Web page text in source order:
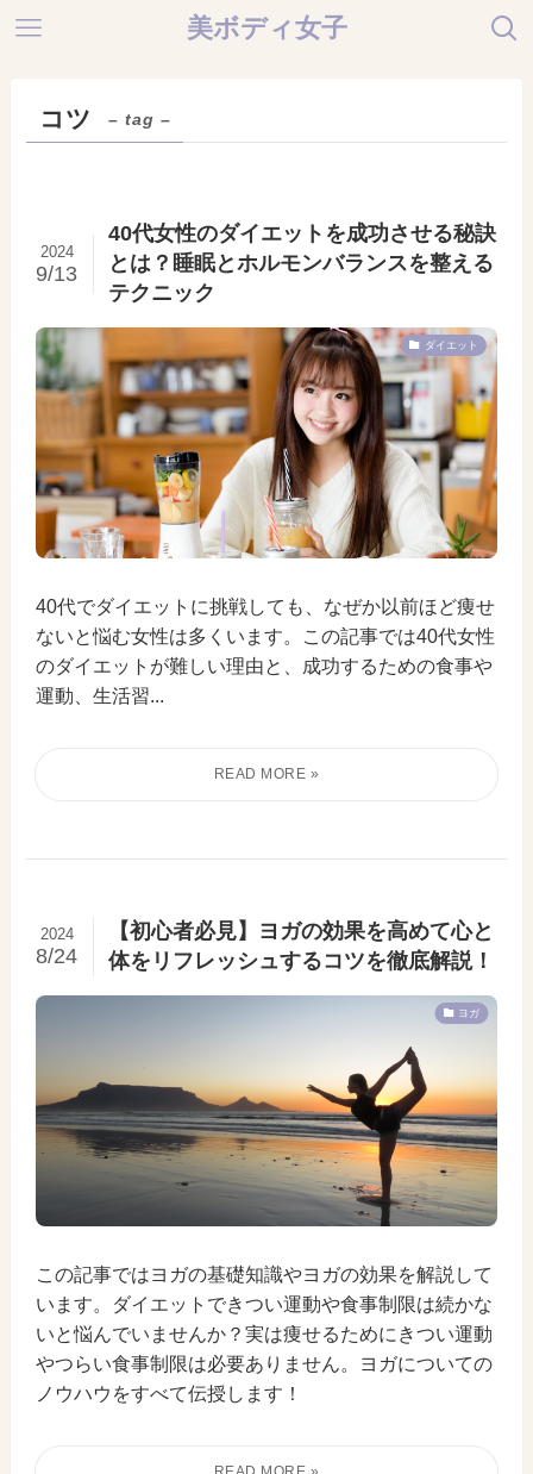
美ボディ女子
コツ – tag –
40代女性のダイエットを成功させる秘訣
とは？睡眠とホルモンバランスを整える
テクニック
2024
9/13
ダイエット
40代でダイエットに挑戦しても、なぜか以前ほど痩せ
ないと悩む女性は多くいます。この記事では40代女性
のダイエットが難しい理由と、成功するための食事や
運動、生活習...
【初心者必見】ヨガの効果を高めて心と
体をリフレッシュするコツを徹底解説！
2024
8/24
ヨガ
この記事ではヨガの基礎知識やヨガの効果を解説して
います。ダイエットできつい運動や食事制限は続かな
いと悩んでいませんか？実は痩せるためにきつい運動
やつらい食事制限は必要ありません。ヨガについての
ノウハウをすべて伝授します！